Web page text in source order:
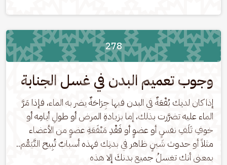
278
وجوب تعميم البدن في غسل الجنابة
إذا كان لديك بُقْعَةٌ في البدن فيها جِرَاحَةٌ يضر به الماء، فإذا مَرَّ
الماء عليه تضرَّرت بذلك، إما بزيادةِ المرض أو طولِ أيامِه أو
خوفِ تَلَفِ نفسٍ أو عضوٍ أو فَقْدِ مَنْفَعَةِ عضوٍ من الأعضاء
مثلاً أو حدوث شَينٍ ظاهر في بدنِك فهذه أسبابٌ تُبِيح التَّيَمُّم..
بمعنى أنك تغسلُ جميع بدنكَ إلا هذه